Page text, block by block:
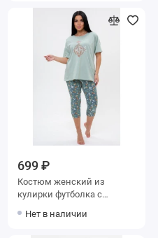
699 ₽
Костюм женский из
кулирки футболка с
Нет в наличии